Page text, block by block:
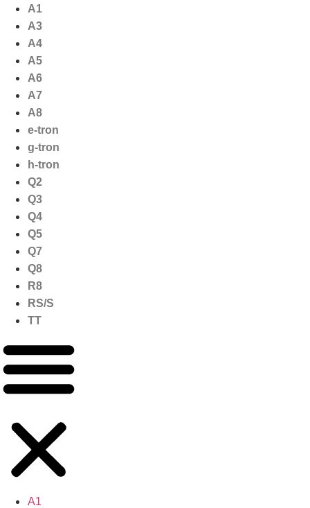
naar
inhoud
A1
A3
A4
A5
A6
A7
A8
e-tron
g-tron
h-tron
Q2
Q3
Q4
Q5
Q7
Q8
R8
RS/S
TT
A1